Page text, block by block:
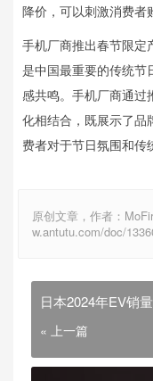
降价，可以刺激消费者
手机厂商推出春节限定
是中国最重要的传统节
感共鸣。手机厂商通过
化相结合，既展示了品
费者对于节日氛围和传
原创文章，作者：
w.antutu.com/doc/
日本2024年EV销
« 上一篇